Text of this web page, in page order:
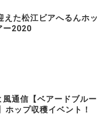
えた松江ビアへるんホッ
ー2020
風通信【ベアードブルー
ホップ収穫イベント！